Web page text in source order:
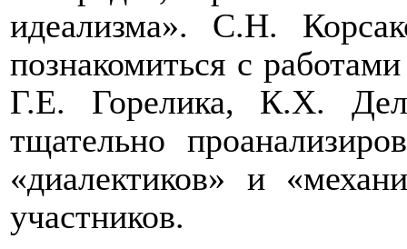
идеализма». С.Н.
познакомиться с
Г.Е. Горелика, К.Х.
тщательно
«диалектиков» и
участников.